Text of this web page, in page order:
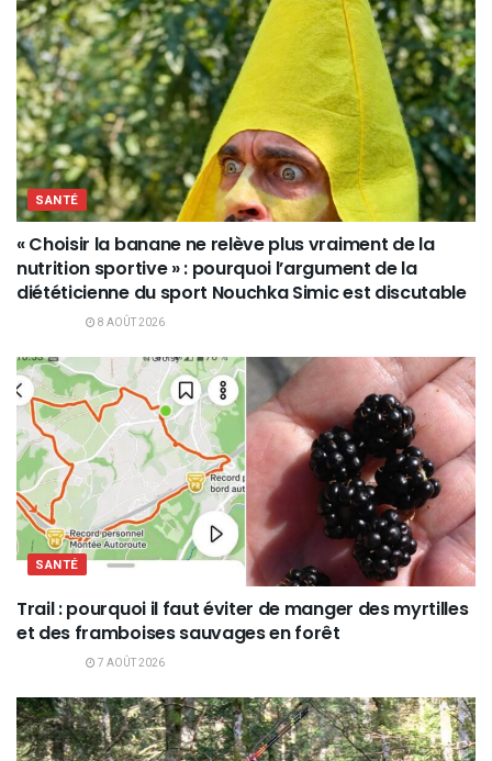
SANTÉ
« Choisir la banane ne relève plus vraiment de la
nutrition sportive » : pourquoi l’argument de la
diététicienne du sport Nouchka Simic est discutable
8 AOÛT 2026
SANTÉ
Trail : pourquoi il faut éviter de manger des myrtilles
et des framboises sauvages en forêt
7 AOÛT 2026